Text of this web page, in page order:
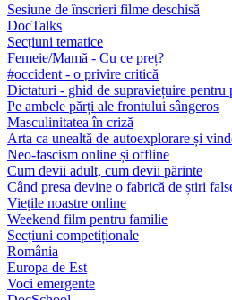
Sesiune de înscrieri filme deschisă
DocTalks
Secțiuni tematice
Femeie/Mamă - Cu ce preț?
#occident - o privire critică
Dictaturi - ghid de supraviețuire pentru
Pe ambele părți ale frontului sângeros
Masculinitatea în criză
Arta ca unealtă de autoexplorare și
Neo-fascism online și offline
Cum devii adult, cum devii părinte
Când presa devine o fabrică de știri
Viețile noastre online
Weekend film pentru familie
Secțiuni competiționale
România
Europa de Est
Voci emergente